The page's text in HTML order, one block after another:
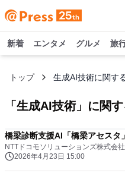
新着 エンタメ グルメ 旅
トップ 生成AI技術に関す
「 生成AI技術」に関
橋梁診断支援AI「橋梁アセスタ
2026年4月23日 15:00